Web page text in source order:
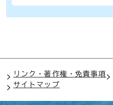
リンク・著作権・免責事項
サイトマップ